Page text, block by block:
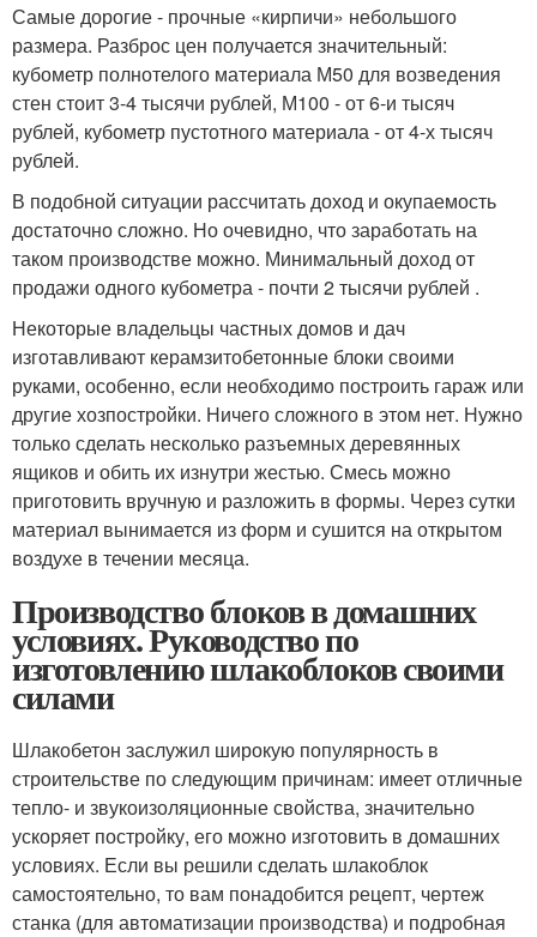
Самые дорогие - прочные «кирпичи» небольшого
размера. Разброс цен получается значительный:
кубометр полнотелого материала М50 для возведения
стен стоит 3-4 тысячи рублей, М100 - от 6-и тысяч
рублей, кубометр пустотного материала - от 4-х тысяч
рублей.
В подобной ситуации рассчитать доход и окупаемость
достаточно сложно. Но очевидно, что заработать на
таком производстве можно. Минимальный доход от
продажи одного кубометра - почти 2 тысячи рублей .
Некоторые владельцы частных домов и дач
изготавливают керамзитобетонные блоки своими
руками, особенно, если необходимо построить гараж или
другие хозпостройки. Ничего сложного в этом нет. Нужно
только сделать несколько разъемных деревянных
ящиков и обить их изнутри жестью. Смесь можно
приготовить вручную и разложить в формы. Через сутки
материал вынимается из форм и сушится на открытом
воздухе в течении месяца.
Производство блоков в домашних
условиях. Руководство по
изготовлению шлакоблоков своими
силами
Шлакобетон заслужил широкую популярность в
строительстве по следующим причинам: имеет отличные
тепло- и звукоизоляционные свойства, значительно
ускоряет постройку, его можно изготовить в домашних
условиях. Если вы решили сделать шлакоблок
самостоятельно, то вам понадобится рецепт, чертеж
станка (для автоматизации производства) и подробная